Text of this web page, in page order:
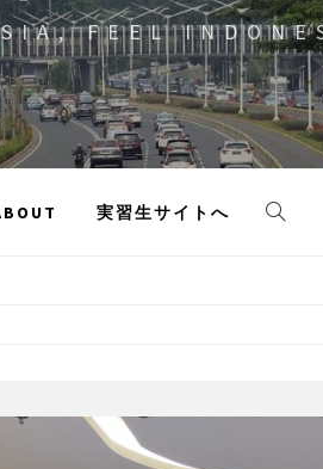
FEEL
実習生サイトへ